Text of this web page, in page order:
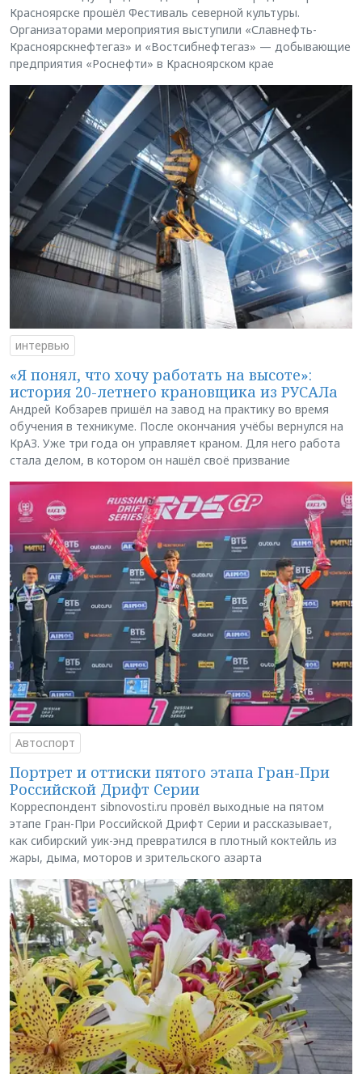
Красноярске прошёл Фестиваль северной культуры.
Организаторами мероприятия выступили «Славнефть-
Красноярскнефтегаз» и «Востсибнефтегаз» — добывающие
предприятия «Роснефти» в Красноярском крае
интервью
«Я понял, что хочу работать на высоте»:
история 20-летнего крановщика из РУСАЛа
Андрей Кобзарев пришёл на завод на практику во время
обучения в техникуме. После окончания учёбы вернулся на
КрАЗ. Уже три года он управляет краном. Для него работа
стала делом, в котором он нашёл своё призвание
Автоспорт
Портрет и оттиски пятого этапа Гран-При
Российской Дрифт Серии
Корреспондент sibnovosti.ru провёл выходные на пятом
этапе Гран-При Российской Дрифт Серии и рассказывает,
как сибирский уик-энд превратился в плотный коктейль из
жары, дыма, моторов и зрительского азарта